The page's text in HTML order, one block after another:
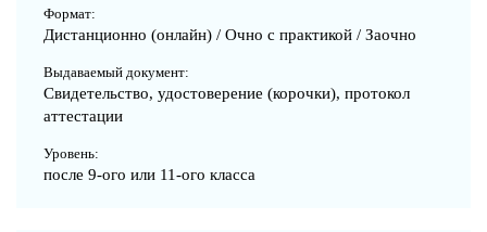
Формат:
Дистанционно (онлайн) / Очно с практикой / Заочно
Выдаваемый документ:
Свидетельство, удостоверение (корочки), протокол
аттестации
Уровень:
после 9-ого или 11-ого класса